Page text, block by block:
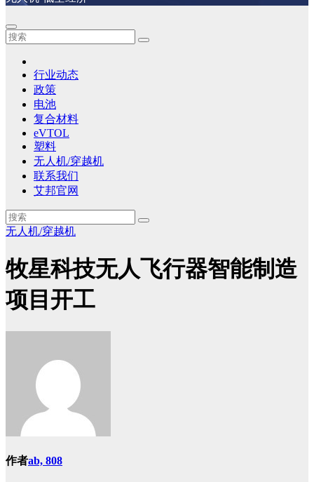
行业动态
政策
电池
复合材料
eVTOL
塑料
无人机/穿越机
联系我们
艾邦官网
无人机/穿越机
牧星科技无人飞行器智能制造
项目开工
作者ab, 808